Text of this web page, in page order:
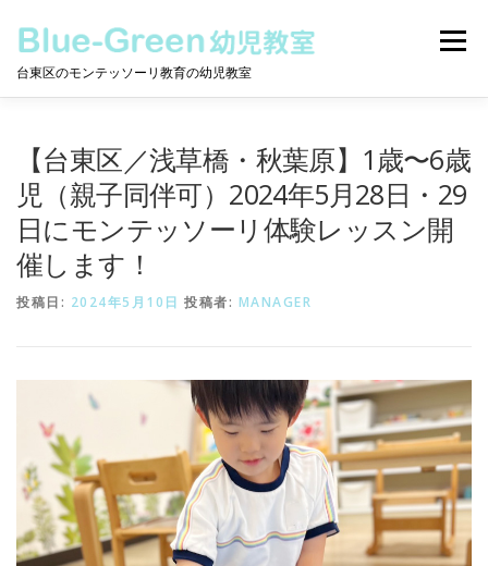
ツ
台東区のモンテッソーリ教育の幼児教室
メニュー
クラスについて ニュース 動画 カレンダー
お問合せ
【台東区／浅草橋・秋葉原】1歳〜6歳
児（親子同伴可）2024年5月28日・29
日にモンテッソーリ体験レッスン開
催します！
投稿日: 2024年5月10日 投稿者: MANAGER